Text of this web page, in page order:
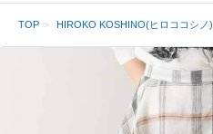
TOP HIROKO KOSHINO(ヒロココシノ)